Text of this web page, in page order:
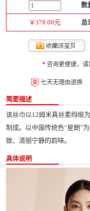
数
￥378.00元 总
*咨询更便捷，请
七天无理由退换
简要描述
该丝巾以12姆米真丝素绉缎
制成。以中国传统色“星朗”
致、清丽宁静的韵味。
具体说明